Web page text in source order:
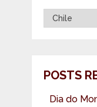
Categorias
POSTS
Dia do